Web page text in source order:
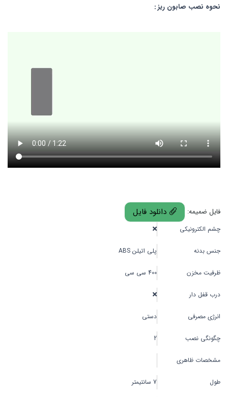
نحوه نصب صابون ریز :
فایل ضمیمه: دانلود فایل
چشم الکترونیکی
جنس بدنه پلی اتیلن ABS
ظرفیت مخزن 400 سی سی
درب قفل دار
انرژی مصرفی دستی
چگونگی نصب 2
مشخصات ظاهری
طول 7 سانتیمتر